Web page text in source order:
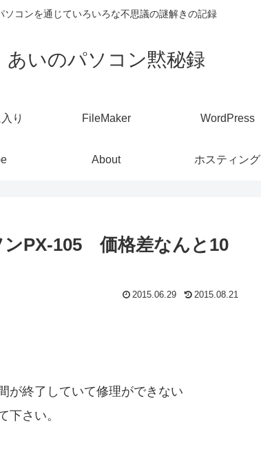
ソコンを通じていろいろな不思議の謎解きの記録
あいのパソコン黙秘録
り FileMaker WordPress
About ホスティング
ンPX-105 価格差なんと10
2015.06.29 2015.08.21
が終了していて修理ができない
下さい。